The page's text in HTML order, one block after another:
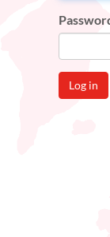
Log in